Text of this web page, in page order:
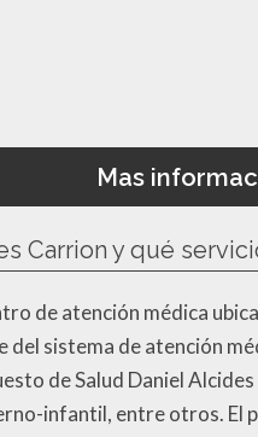
Mas
Carrion y qué
de atención médica
sistema de atención
de Salud Daniel
infantil, entre otros.